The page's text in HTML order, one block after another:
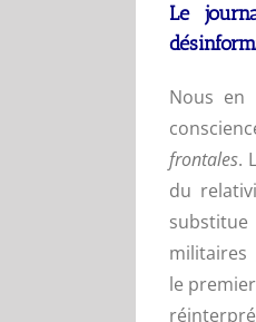
Le
Nous en
frontales.
du
militaires
le